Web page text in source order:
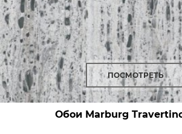
ПОСМОТРЕТЬ
Обои Marburg